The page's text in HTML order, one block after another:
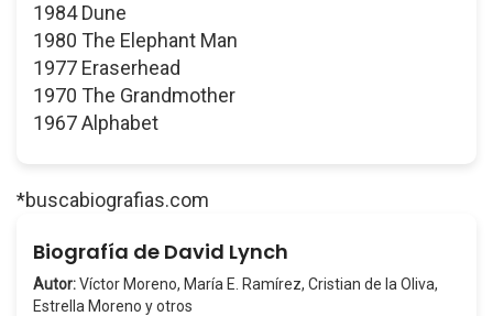
1984 Dune
1980 The Elephant Man
1977 Eraserhead
1970 The Grandmother
1967 Alphabet
*buscabiografias.com
Biografía de David Lynch
Autor:Víctor Moreno, María E. Ramírez, Cristian de la Oliva,
Estrella Moreno y otros